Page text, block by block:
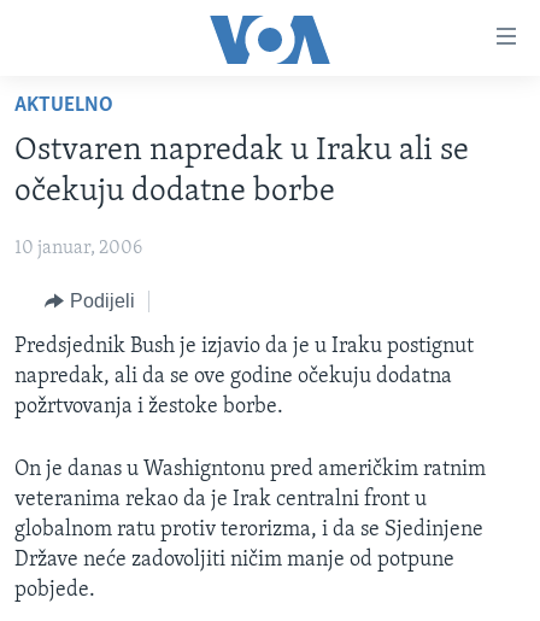
glavni
sadržaj
Pređi
na
glavnu
navigaciju
pretragu
VIDEO
FOTOGRAFIJE DANA
VIJESTI
SJEDINJENE AMERIČKE DRŽAVE
BOSNA I HERCEGOVINA
NAUKA I TEHNOLOGIJA
SPECIJALNI PROJEKTI
KORUPCIJA
ŽENSKA STRANA
IZBJEGLIČKA STRANA
MAGAZIN
O GLASU AMERIKE
AKTUELNO
Ostvaren napredak u Iraku ali se
očekuju dodatne borbe
10 januar, 2006
Podijeli
Predsjednik Bush je izjavio da je u Iraku postignut
napredak, ali da se ove godine očekuju dodatna
požrtvovanja i žestoke borbe.
On je danas u Washigntonu pred američkim ratnim
veteranima rekao da je Irak centralni front u
globalnom ratu protiv terorizma, i da se Sjedinjene
Države neće zadovoljiti ničim manje od potpune
pobjede.